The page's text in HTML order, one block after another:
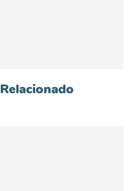
Relacionado